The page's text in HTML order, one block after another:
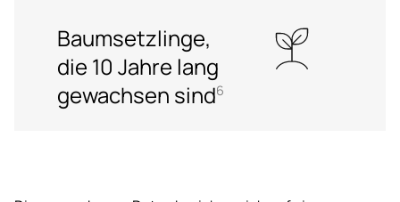
Baumsetzlinge,
die 10 Jahre lang
gewachsen sind6